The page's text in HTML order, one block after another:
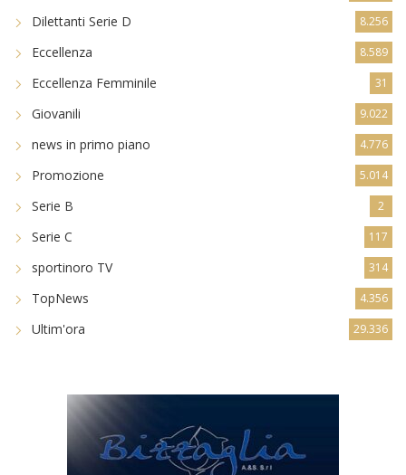
Dilettanti Serie D 8.256
Eccellenza 8.589
Eccellenza Femminile 31
Giovanili 9.022
news in primo piano 4.776
Promozione 5.014
Serie B 2
Serie C 117
sportinoro TV 314
TopNews 4.356
Ultim'ora 29.336